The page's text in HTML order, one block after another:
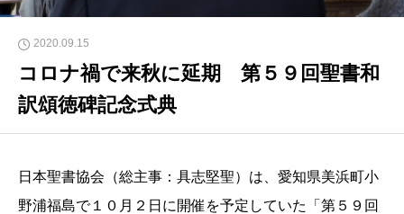
2020.09.15
コロナ禍で来秋に延期 第５９回聖書和
訳頌徳碑記念式典
日本聖書協会（総主事：具志堅聖）は、愛知県美浜町小
野浦福島で１０月２日に開催を予定していた「第５９回